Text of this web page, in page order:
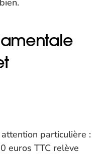
particulière :
euros TTC relève